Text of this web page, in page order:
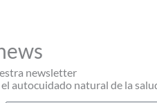
newsletter
autocuidado natural de la